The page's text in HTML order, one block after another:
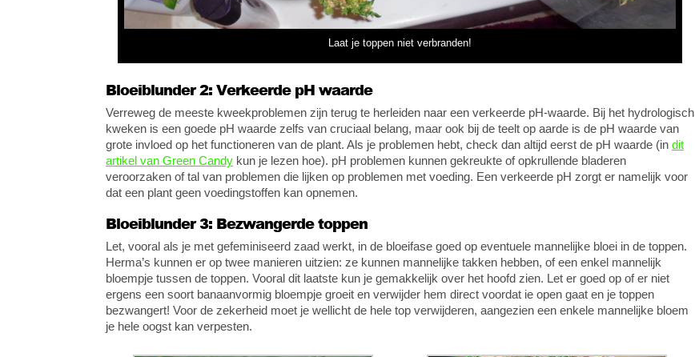
Laat je toppen niet verbranden!
Bloeiblunder 2: Verkeerde pH waarde
Verreweg de meeste kweekproblemen zijn terug te herleiden naar een verkeerde pH-waarde. Bij het hydrologisch
kweken is een goede pH waarde zelfs van cruciaal belang, maar ook bij de teelt op aarde is de pH waarde van
grote invloed op het functioneren van de plant. Als je problemen hebt, check dan altijd eerst de pH waarde (in dit
artikel van Green Candy kun je lezen hoe). pH problemen kunnen gekreukte of opkrullende bladeren
veroorzaken of tal van problemen die lijken op problemen met voeding. Een verkeerde pH zorgt er namelijk voor
dat een plant geen voedingstoffen kan opnemen.
Bloeiblunder 3: Bezwangerde toppen
Let, vooral als je met gefeminiseerd zaad werkt, in de bloeifase goed op eventuele mannelijke bloei in de toppen.
Herma’s kunnen er op twee manieren uitzien: ze kunnen mannelijke takken hebben, of een enkel mannelijk
bloempje tussen de toppen. Vooral dit laatste kun je gemakkelijk over het hoofd zien. Let er goed op of er niet
ergens een soort banaanvormig bloempje groeit en verwijder hem direct voordat ie open gaat en je toppen
bezwangert! Voor de zekerheid moet je wellicht de hele top verwijderen, aangezien een enkele mannelijke bloem
je hele oogst kan verpesten.